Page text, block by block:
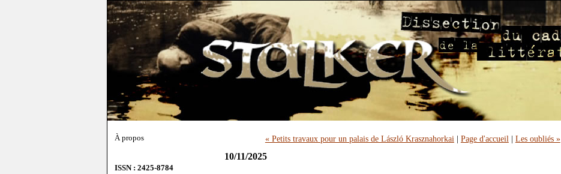
À propos
ISSN : 2425-8784
« Petits travaux pour un palais de László Krasznahorkai | Page d'accueil | Les oubliés »
10/11/2025